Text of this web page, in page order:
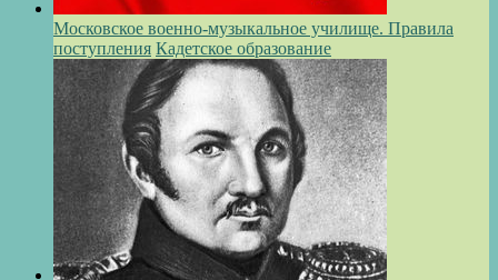
Московское военно-музыкальное училище. Правила
поступления Кадетское образование